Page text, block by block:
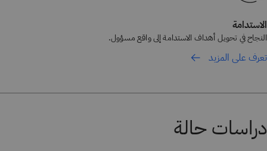
الاستدامة
النجاح في تحويل أهداف الاستدامة إلى واقع مسؤول.
تعرف على المزيد
دراسات حالة